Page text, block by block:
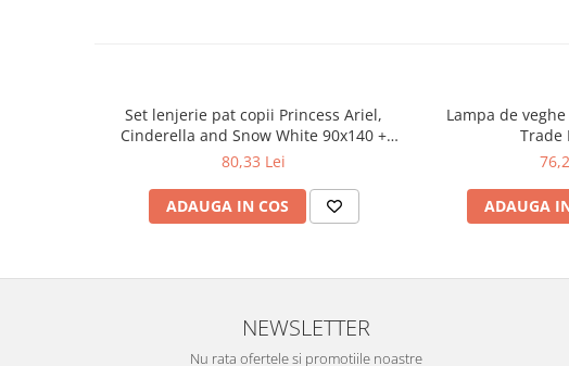
Set lenjerie pat copii Princess Ariel,
Cinderella and Snow White 90x140 +
40x55 SunCity CTL79825A
80,33 Lei
ADAUGA IN COS
Lampa de
Trade
ADAUGA
NEWSLETTER
Nu rata ofertele si promotiile noastre